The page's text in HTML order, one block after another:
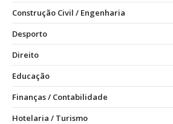
Construção Civil / Engenharia
Desporto
Direito
Educação
Finanças / Contabilidade
Hotelaria / Turismo